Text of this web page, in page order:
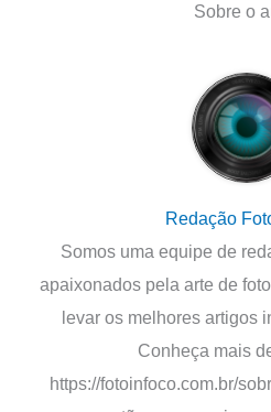
Sobre o
Redação
Somos uma equipe de
apaixonados pela arte de
levar os melhores artigos
Conheça mais
https://fotoinfoco.com.br/